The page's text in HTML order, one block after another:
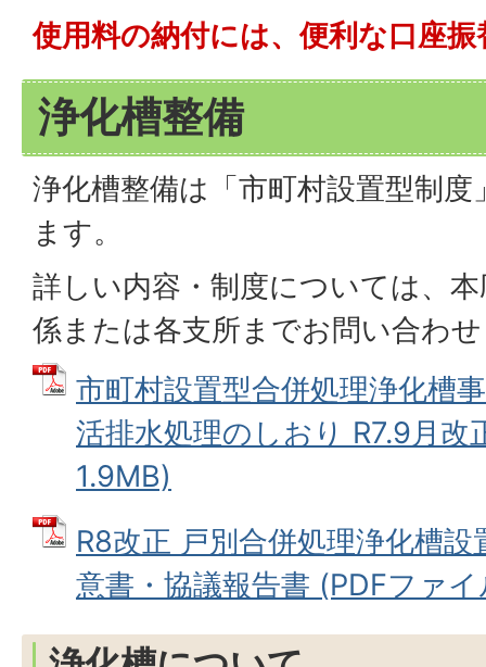
使用料の納付には、便利な口座
浄化槽整備
浄化槽整備は「市町村設置型制
ます。
詳しい内容・制度については、
係または各支所までお問い合わ
市町村設置型合併処理浄化槽
活排水処理のしおり R7.9月改
1.9MB)
R8改正 戸別合併処理浄化槽
意書・協議報告書 (PDFファ